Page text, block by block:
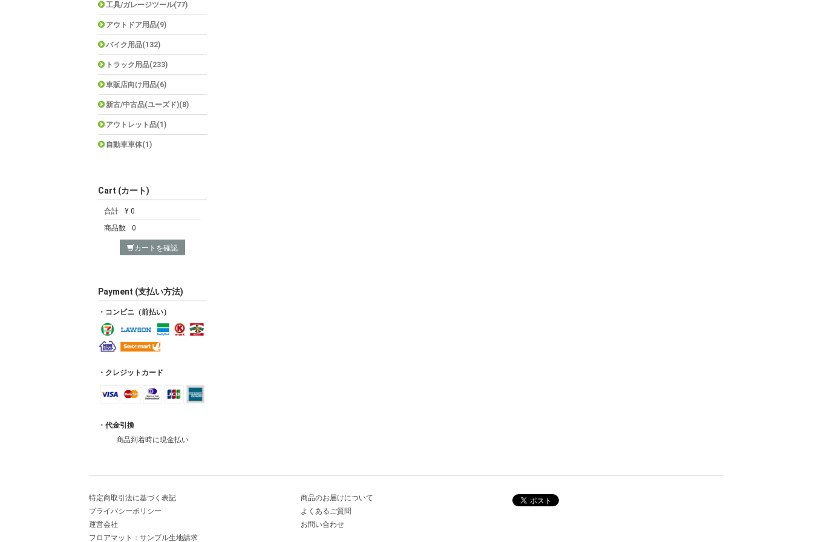
工具/ガレージツール(77)
アウトドア用品(9)
バイク用品(132)
トラック用品(233)
車販店向け用品(6)
新古/中古品(ユーズド)(8)
アウトレット品(1)
自動車車体(1)
Cart (カート)
合計
¥ 0
商品数
0
カートを確認
Payment (支払い方法)
・コンビニ（前払い）
・クレジットカード
・代金引換
商品到着時に現金払い
特定商取引法に基づく表記
プライバシーポリシー
運営会社
フロアマット：サンプル生地請求
商品のお届けについて
よくあるご質問
お問い合わせ